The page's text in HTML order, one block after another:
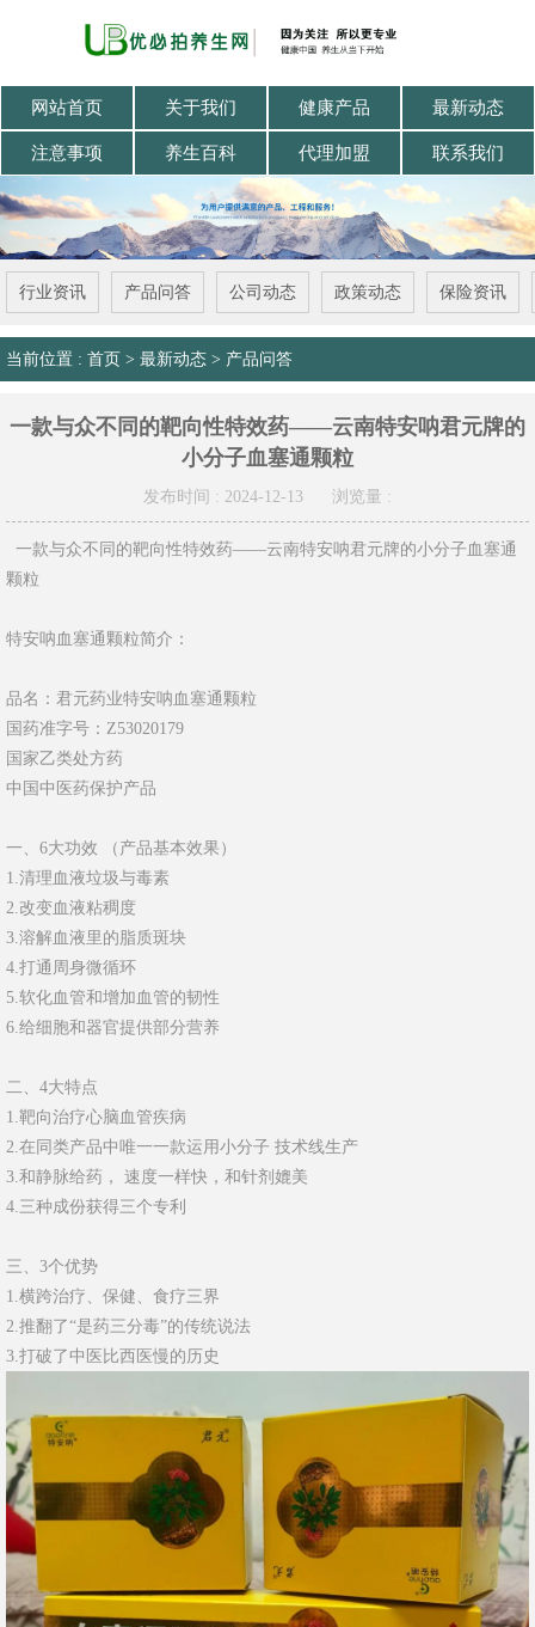
网站首页 关于我们 健康产品 最新动态
注意事项 养生百科 代理加盟 联系我们
行业资讯 产品问答 公司动态 政策动态 保险资讯
当前位置 : 首页 > 最新动态 > 产品问答
一款与众不同的靶向性特效药——云南特安呐君元牌的
小分子血塞通颗粒
发布时间 : 2024-12-13 浏览量 :
一款与众不同的靶向性特效药——云南特安呐君元牌的小分子血塞通
颗粒
特安呐血塞通颗粒简介：
品名：君元药业特安呐血塞通颗粒
国药准字号：Z53020179
国家乙类处方药
中国中医药保护产品
一、6大功效 （产品基本效果）
1.清理血液垃圾与毒素
2.改变血液粘稠度
3.溶解血液里的脂质斑块
4.打通周身微循环
5.软化血管和增加血管的韧性
6.给细胞和器官提供部分营养
二、4大特点
1.靶向治疗心脑血管疾病
2.在同类产品中唯一一款运用小分子 技术线生产
3.和静脉给药， 速度一样快，和针剂媲美
4.三种成份获得三个专利
三、3个优势
1.横跨治疗、保健、食疗三界
2.推翻了“是药三分毒”的传统说法
3.打破了中医比西医慢的历史